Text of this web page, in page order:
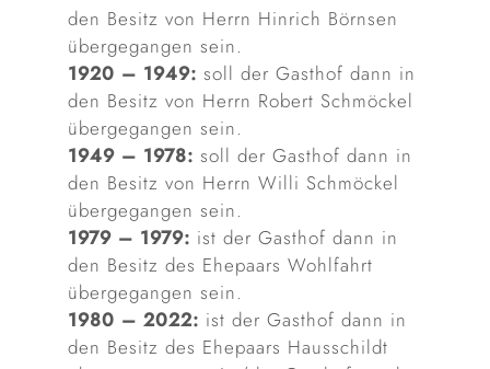
den Besitz von Herrn Hinrich Börnsen
übergegangen sein.
1920 – 1949: soll der Gasthof dann in
den Besitz von Herrn Robert Schmöckel
übergegangen sein.
1949 – 1978: soll der Gasthof dann in
den Besitz von Herrn Willi Schmöckel
übergegangen sein.
1979 – 1979: ist der Gasthof dann in
den Besitz des Ehepaars Wohlfahrt
übergegangen sein.
1980 – 2022: ist der Gasthof dann in
den Besitz des Ehepaars Hausschildt